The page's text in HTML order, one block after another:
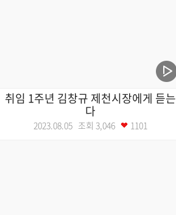
취임 1주년 김창규 제천시장에게 듣는
다
2023.08.05 조회 3,046 1101